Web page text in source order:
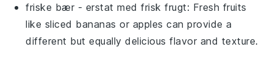
friske bær - erstat medfrisk frugt: Fresh fruits
like sliced bananas or apples can provide a
different but equally delicious flavor and texture.